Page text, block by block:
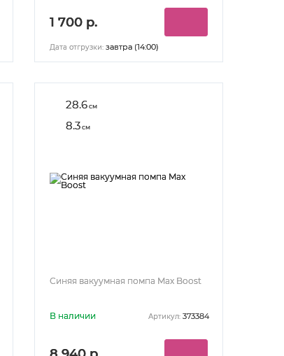
1 700 р.
Дата отгрузки: завтра (14:00)
28.6см
8.3см
Синяя вакуумная помпа Max Boost
В наличии Артикул: 373384